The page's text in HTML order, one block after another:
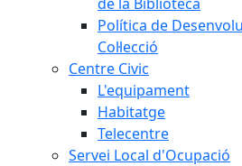
Política de
Col·lecció
Centre Civic
L'equipament
Habitatge
Telecentre
Servei Local d'Ocupació